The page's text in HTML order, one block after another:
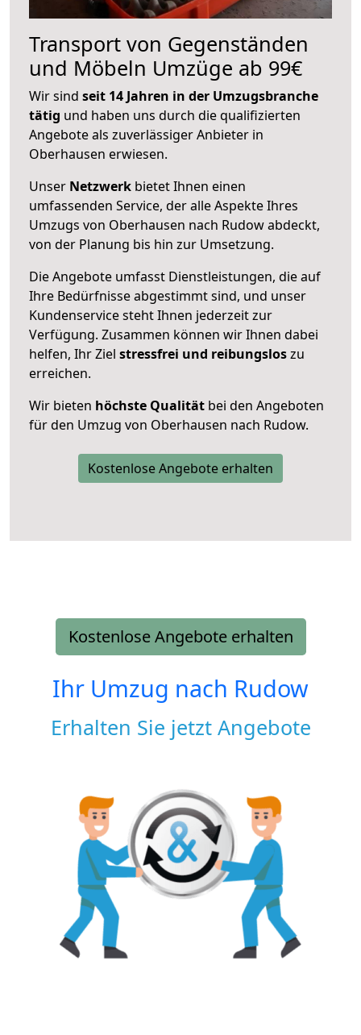
Transport von Gegenständen
und Möbeln Umzüge ab 99€
Wir sind seit 14 Jahren in der Umzugsbranche
tätig und haben uns durch die qualifizierten
Angebote als zuverlässiger Anbieter in
Oberhausen erwiesen.
Unser Netzwerk bietet Ihnen einen
umfassenden Service, der alle Aspekte Ihres
Umzugs von Oberhausen nach Rudow abdeckt,
von der Planung bis hin zur Umsetzung.
Die Angebote umfasst Dienstleistungen, die auf
Ihre Bedürfnisse abgestimmt sind, und unser
Kundenservice steht Ihnen jederzeit zur
Verfügung. Zusammen können wir Ihnen dabei
helfen, Ihr Ziel stressfrei und reibungsloszu
erreichen.
Wir bieten höchste Qualität bei den Angeboten
für den Umzug von Oberhausen nach Rudow.
Kostenlose Angebote erhalten
Kostenlose Angebote erhalten
Ihr Umzug nach Rudow
Erhalten Sie jetzt Angebote